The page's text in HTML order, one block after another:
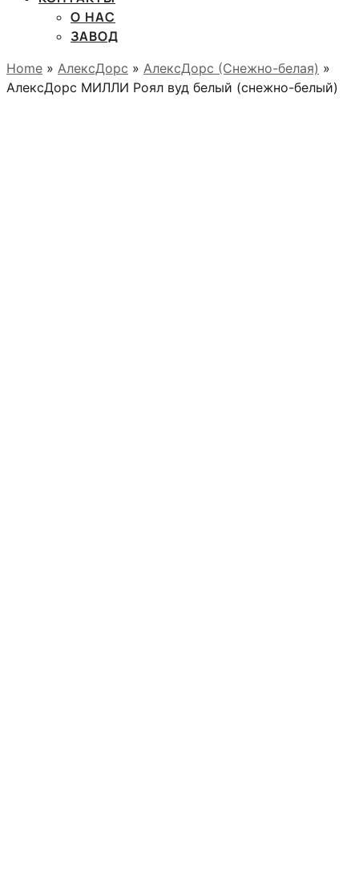
О НАС
ЗАВОД
Home » АлексДорс » АлексДорс (Снежно-белая) »
АлексДорс МИЛЛИ Роял вуд белый (снежно-белый)